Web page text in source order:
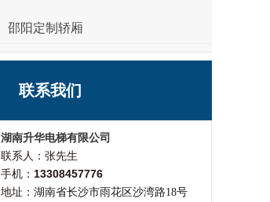
邵阳定制轿厢
联系我们
湖南升华电梯有限公司
联系人：张先生
手机： 13308457776
地址： 湖南省长沙市雨花区沙湾路18号